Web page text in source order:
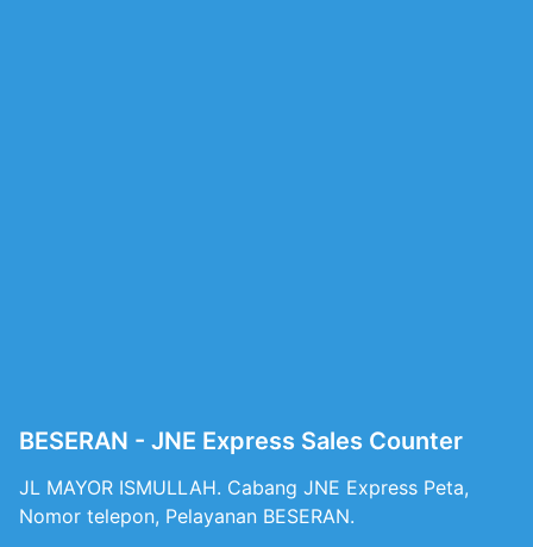
BESERAN - JNE Express Sales Counter
JL MAYOR ISMULLAH. Cabang JNE Express Peta,
Nomor telepon, Pelayanan BESERAN.